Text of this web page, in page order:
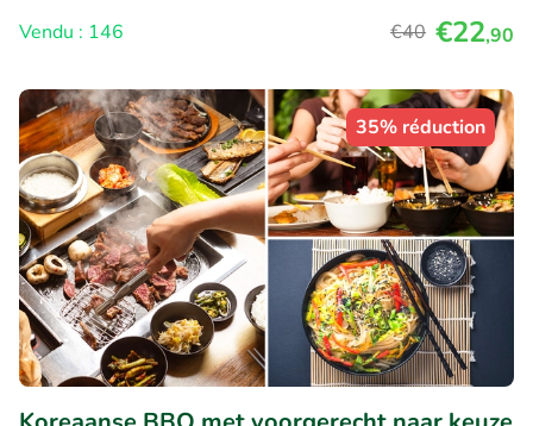
Vendu : 146
€40 €22,90
35% réduction